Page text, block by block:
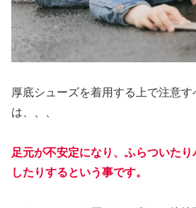
厚底シューズを着用する上で注意す
は、、、
足元が不安定になり、ふらついた
したりするという事です。